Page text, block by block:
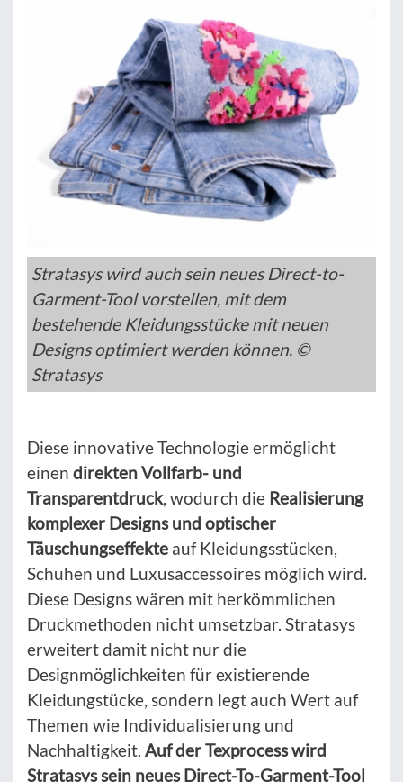
Stratasys wird auch sein neues Direct-to-
Garment-Tool vorstellen, mit dem
bestehende Kleidungsstücke mit neuen
Designs optimiert werden können. ©
Stratasys
Diese innovative Technologie ermöglicht
einen direkten Vollfarb- und
Transparentdruck, wodurch die Realisierung
komplexer Designs und optischer
Täuschungseffekte auf Kleidungsstücken,
Schuhen und Luxusaccessoires möglich wird.
Diese Designs wären mit herkömmlichen
Druckmethoden nicht umsetzbar. Stratasys
erweitert damit nicht nur die
Designmöglichkeiten für existierende
Kleidungstücke, sondern legt auch Wert auf
Themen wie Individualisierung und
Nachhaltigkeit. Auf der Texprocess wird
Stratasys sein neues Direct-To-Garment-Tool